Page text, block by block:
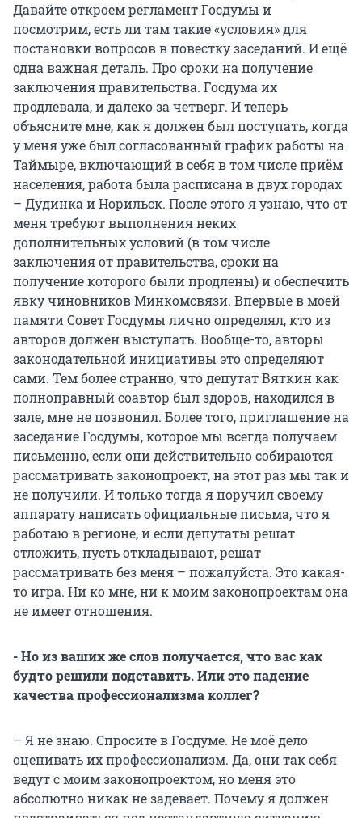
Давайте откроем регламент Госдумы и
посмотрим, есть ли там такие «условия» для
постановки вопросов в повестку заседаний. И ещё
одна важная деталь. Про сроки на получение
заключения правительства. Госдума их
продлевала, и далеко за четверг. И теперь
объясните мне, как я должен был поступать, когда
у меня уже был согласованный график работы на
Таймыре, включающий в себя в том числе приём
населения, работа была расписана в двух городах
– Дудинка и Норильск. После этого я узнаю, что от
меня требуют выполнения неких
дополнительных условий (в том числе
заключения от правительства, сроки на
получение которого были продлены) и обеспечить
явку чиновников Минкомсвязи. Впервые в моей
памяти Совет Госдумы лично определял, кто из
авторов должен выступать. Вообще-то, авторы
законодательной инициативы это определяют
сами. Тем более странно, что депутат Вяткин как
полноправный соавтор был здоров, находился в
зале, мне не позвонил. Более того, приглашение на
заседание Госдумы, которое мы всегда получаем
письменно, если они действительно собираются
рассматривать законопроект, на этот раз мы так и
не получили. И только тогда я поручил своему
аппарату написать официальные письма, что я
работаю в регионе, и если депутаты решат
отложить, пусть откладывают, решат
рассматривать без меня – пожалуйста. Это какая-
то игра. Ни ко мне, ни к моим законопроектам она
не имеет отношения.
- Но из ваших же слов получается, что вас как
будто решили подставить. Или это падение
качества профессионализма коллег?
– Я не знаю. Спросите в Госдуме. Не моё дело
оценивать их профессионализм. Да, они так себя
ведут с моим законопроектом, но меня это
абсолютно никак не задевает. Почему я должен